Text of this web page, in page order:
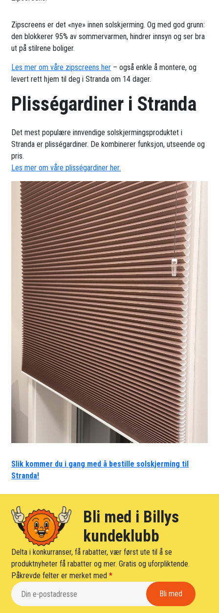
Zipscreens er det «nye» innen solskjerming. Og med god grunn:
den blokkerer 95% av sommervarmen, hindrer innsyn og ser bra
ut på stilrene boliger.
Les mer om våre zipscreens her – også enkle å montere, og
levert rett hjem til deg i Stranda om 14 dager.
Plisségardiner i Stranda
Det mest populære innvendige solskjermingsproduktet i
Stranda er plisségardiner. De kombinerer funksjon, utseende og
pris.
Les mer om våre plisségardiner her.
Slik kommer du i gang med å bestille solskjerming til
Stranda!
Bli med i Billys
kundeklubb
Delta i konkurranser, få rabatter, vær først ute til å se
produktnyheter få rabatter og mer. Gratis og uforpliktende.
Påkrevde felter er merket med*